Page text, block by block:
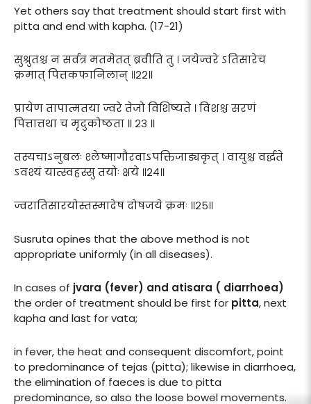
Yet others say that treatment should start first with
pitta and end with kapha. (17-21)
सुश्रुतश्च न सर्वत्र मतमेतत् ब्रवीति तु । जयेज्वरे ऽतिसारेच
क्रमात् पित्तकफानिलान् ॥२२॥
प्रायेण तापात्मतया ज्वरे तेजो विशिष्यते । विशश्च सरणं
पित्तात्तथा च मृदुकोष्ठता ॥ २३ ॥
तस्यचाऽनुबलः श्लेष्मागौरवाऽपक्तिजाड्यकृत् । वायुश्च वर्द्धते
ऽवश्यं यात्स्वहस्सु तयोः क्षये ॥२४॥
ज्वरातिसारयोस्तस्मादेष दोषजये क्रमः ॥२५॥
Susruta opines that the above method is not
appropriate uniformly (in all diseases).
In cases of jvara (fever) and atisara ( diarrhoea)
the order of treatment should be first for pitta, next
kapha and last for vata;
in fever, the heat and consequent discomfort, point
to predominance of tejas (pitta); likewise in diarrhoea,
the elimination of faeces is due to pitta
predominance, so also the loose bowel movements.